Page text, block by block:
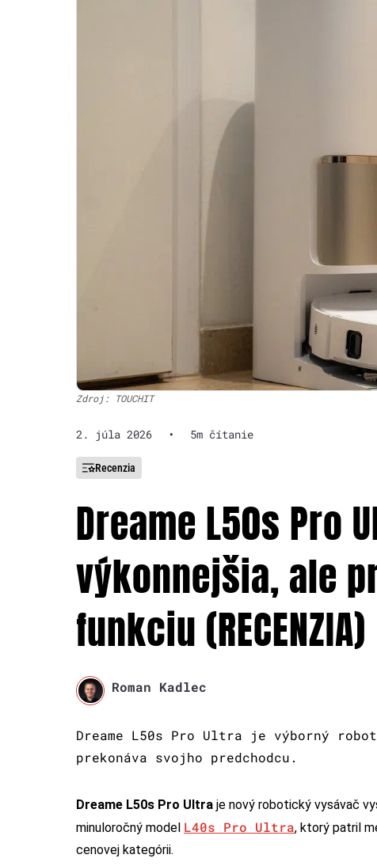
Zdroj: TOUCHIT
2. júla 2026 • 5m čítanie
Recenzia
Dreame L50s Pro
výkonnejšia, ale
funkciu (RECENZIA)
Roman Kadlec
Dreame L50s Pro Ultra je výborný
prekonáva svojho predchodcu.
Dreame L50s Pro Ultra je nový robotický vysávač
minuloročný model L40s Pro Ultra, ktorý patril
cenovej kategórii.